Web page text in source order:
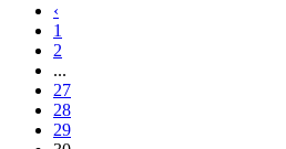
‹
1
2
...
27
28
29